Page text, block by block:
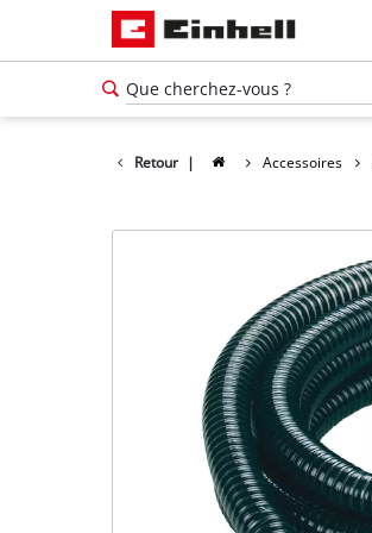
Retour | Accessoires